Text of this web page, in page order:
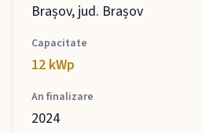
Brașov, jud. Brașov
Capacitate
12 kWp
An finalizare
2024